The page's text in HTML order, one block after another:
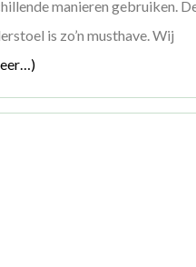
manieren gebruiken.
is zo’n musthave. Wij